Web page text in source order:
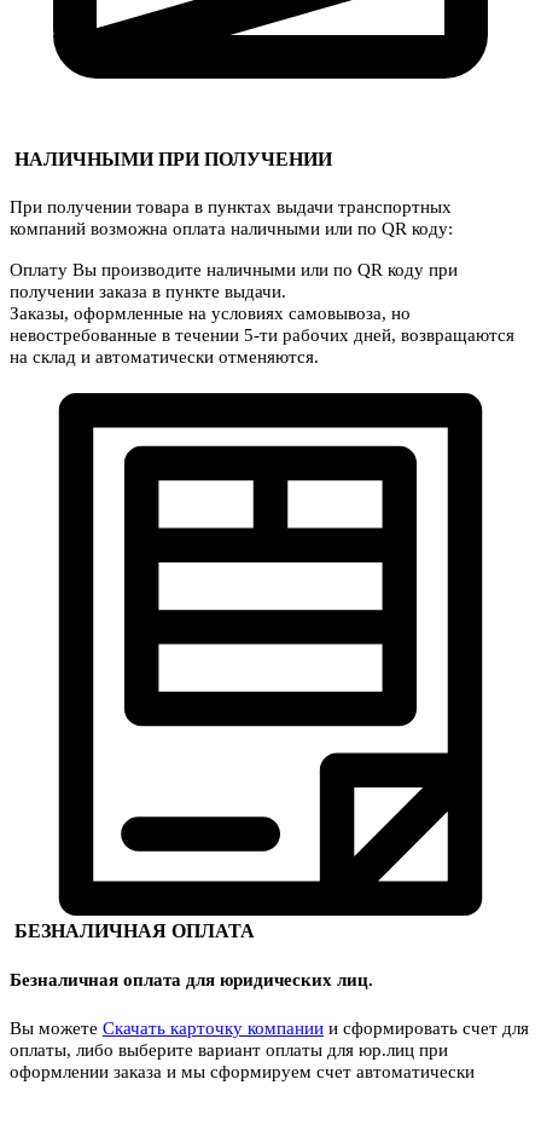
НАЛИЧНЫМИ ПРИ ПОЛУЧЕНИИ
При получении товара в пунктах выдачи транспортных
компаний возможна оплата наличными или по QR коду:
Оплату Вы производите наличными или по QR коду при
получении заказа в пункте выдачи.
Заказы, оформленные на условиях самовывоза, но
невостребованные в течении 5-ти рабочих дней, возвращаются
на склад и автоматически отменяются.
БЕЗНАЛИЧНАЯ ОПЛАТА
Безналичная оплата для юридических лиц.
Вы можете Скачать карточку компании и сформировать счет для
оплаты, либо выберите вариант оплаты для юр.лиц при
оформлении заказа и мы сформируем счет автоматически